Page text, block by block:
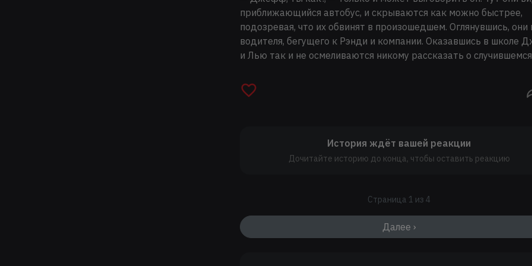
приближающийся автобус, и скрываются как можно быстрее,
подозревая, что их обвинят в произошедшем. Оглянувшись, они
водителя, бегущего к Рэнди и компании. Оказавшись в школе
и Лью так и не осмеливаются никому рассказать о
История ждёт вашей реакции
Дочитайте историю до конца, чтобы оставить реакцию
Страница 1 из 4
Далее ›